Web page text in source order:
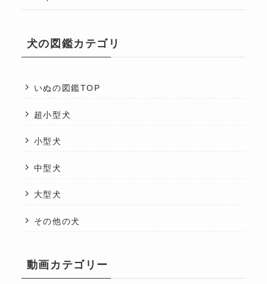
犬の図鑑カテゴリ
いぬの図鑑TOP
超小型犬
小型犬
中型犬
大型犬
その他の犬
動画カテゴリー